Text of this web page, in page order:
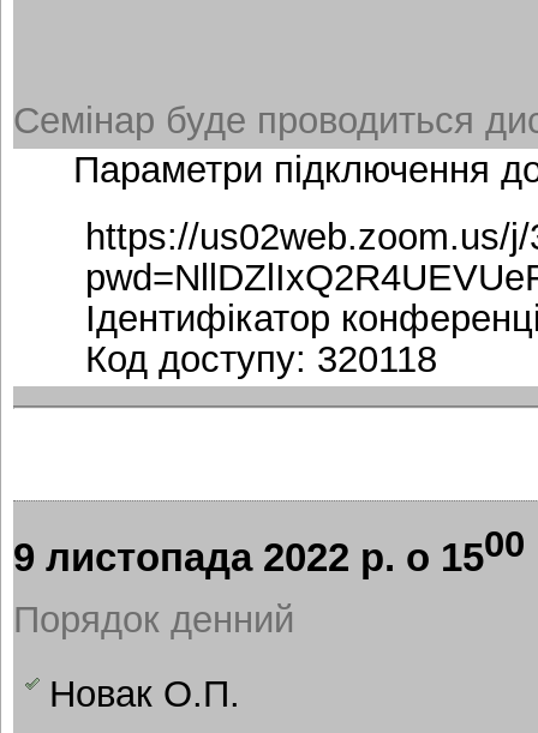
Семінар буде проводиться
Параметри підключення
https://us02web.zoom.us/
Ідентифікатор
Код доступу: 320118
9 листопада 2022 р. о 1500
Порядок денний
Новак О.П.